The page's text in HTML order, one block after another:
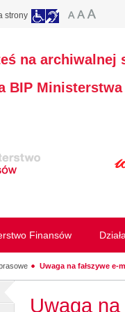
strony
na archiwalnej
BIP
Finansów
Uwaga na fałszywe e-
Uwaga